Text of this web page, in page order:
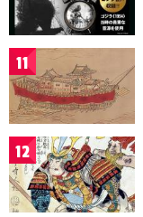
11
12